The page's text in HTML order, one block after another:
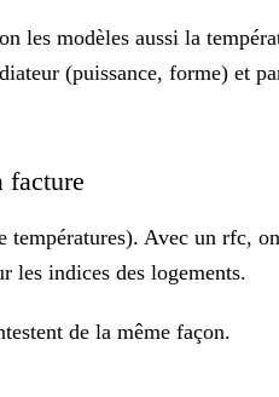
les modèles aussi la
(puissance, forme) et
facture
températures). Avec un rfc,
les indices des logements.
de la même façon.